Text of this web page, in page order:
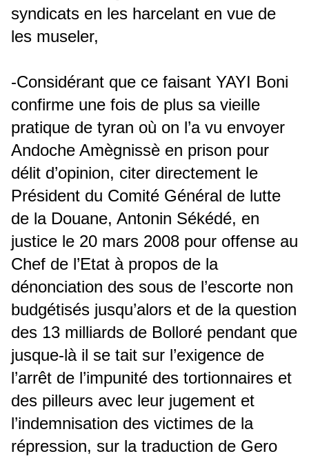
syndicats en les harcelant en vue de
les museler,
-Considérant que ce faisant YAYI Boni
confirme une fois de plus sa vieille
pratique de tyran où on l’a vu envoyer
Andoche Amègnissè en prison pour
délit d’opinion, citer directement le
Président du Comité Général de lutte
de la Douane, Antonin Sékédé, en
justice le 20 mars 2008 pour offense au
Chef de l’Etat à propos de la
dénonciation des sous de l’escorte non
budgétisés jusqu’alors et de la question
des 13 milliards de Bolloré pendant que
jusque-là il se tait sur l’exigence de
l’arrêt de l’impunité des tortionnaires et
des pilleurs avec leur jugement et
l’indemnisation des victimes de la
répression, sur la traduction de Gero